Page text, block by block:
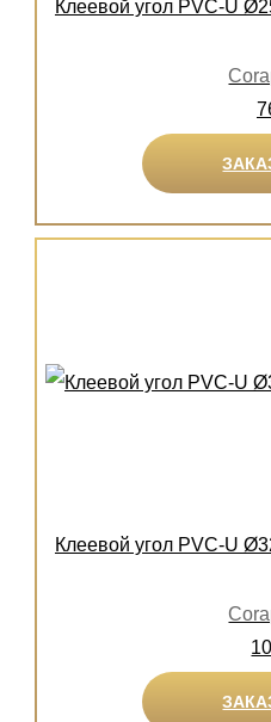
Клеевой угол PVC-U
Клеевой угол PVC-U